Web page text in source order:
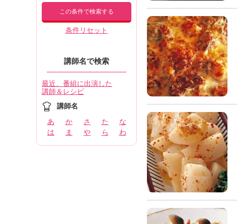
この条件で検索する
条件リセット
講師名で検索
最近、番組に出演した
講師＆レシピ
講師名
あ か さ た
な
は
ま や ら わ